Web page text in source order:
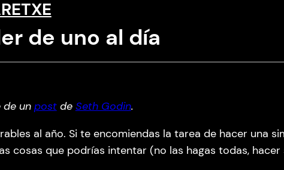
de uno al día
de un postde Seth Godin.
al año. Si te encomiendas la tarea de hacer una
cosas que podrías intentar (no las hagas todas,